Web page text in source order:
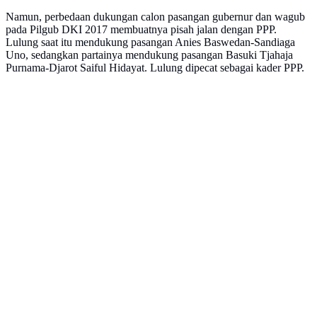
Namun, perbedaan dukungan calon pasangan gubernur dan wagub
pada Pilgub DKI 2017 membuatnya pisah jalan dengan PPP.
Lulung saat itu mendukung pasangan Anies Baswedan-Sandiaga
Uno, sedangkan partainya mendukung pasangan Basuki Tjahaja
Purnama-Djarot Saiful Hidayat. Lulung dipecat sebagai kader PPP.